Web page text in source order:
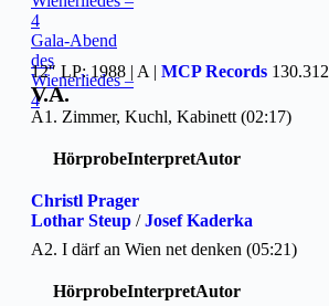
Gala-Abend
des
Wienerliedes –
4
12″ LP: 1988 | A | MCP Records 130.312
V.A.
A1. Zimmer, Kuchl, Kabinett (02:17)
HörprobeInterpretAutor
Christl Prager
Lothar Steup /Josef Kaderka
A2. I därf an Wien net denken (05:21)
HörprobeInterpretAutor